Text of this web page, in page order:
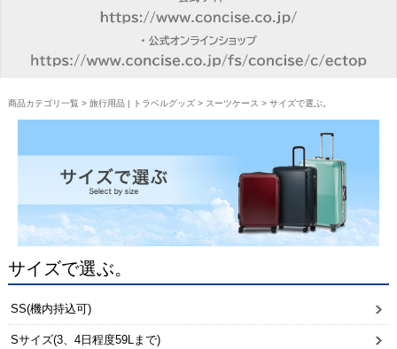
商品カテゴリ一覧 > 旅行用品 | トラベルグッズ> スーツケース > サイズで選ぶ。
サイズで選ぶ。
SS(機内持込可)
Sサイズ(3、4日程度59Lまで)